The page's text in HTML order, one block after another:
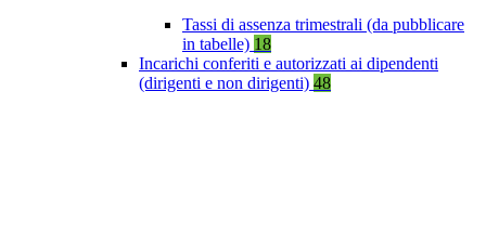
Tassi di assenza trimestrali (da pubblicare
in tabelle) 18
Incarichi conferiti e autorizzati ai dipendenti
(dirigenti e non dirigenti) 48